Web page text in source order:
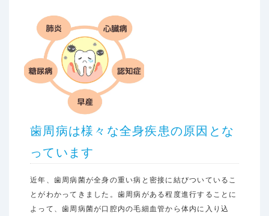
歯周病は様々な全身疾患の原因とな
っています
近年、歯周病菌が全身の重い病と密接に結びついているこ
とがわかってきました。歯周病がある程度進行することに
よって、歯周病菌が口腔内の毛細血管から体内に入り込